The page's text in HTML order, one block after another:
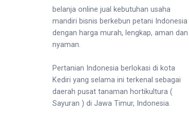
belanja online jual kebutuhan usaha
mandiri bisnis berkebun petani Indonesia
dengan harga murah, lengkap, aman dan
nyaman.
Pertanian Indonesia berlokasi di kota
Kediri yang selama ini terkenal sebagai
daerah pusat tanaman hortikultura (
Sayuran ) di Jawa Timur, Indonesia.